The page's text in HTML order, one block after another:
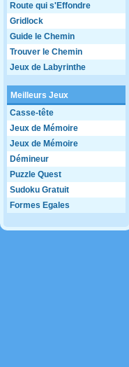
Route qui s'Effondre
Gridlock
Guide le Chemin
Trouver le Chemin
Jeux de Labyrinthe
Meilleurs Jeux
Casse-tête
Jeux de Mémoire
Jeux de Mémoire
Démineur
Puzzle Quest
Sudoku Gratuit
Formes Egales